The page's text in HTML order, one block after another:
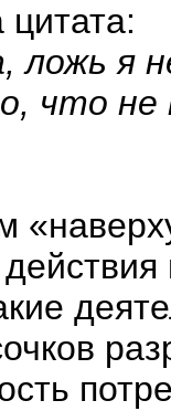
ложь я
что